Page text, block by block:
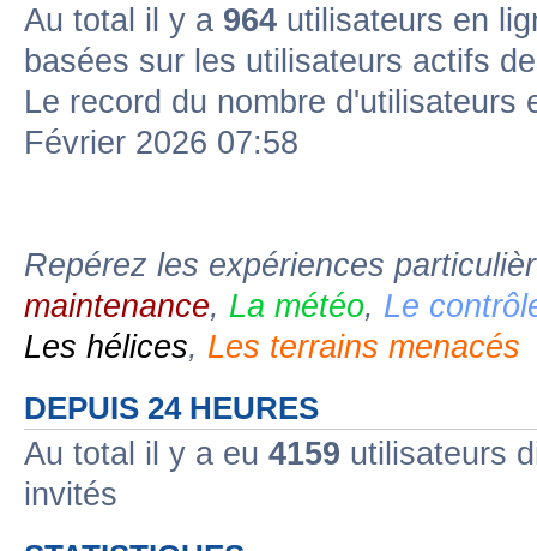
Au total il y a 964 utilisateurs en
basées sur les utilisateurs actifs
Le record du nombre d'utilisateurs
Février 2026 07:58
Repérez les expériences
maintenance, La météo, Le
Les hélices, Les terrains menacés
DEPUIS 24 HEURES
Au total il y a eu 4159 utilisateurs
invités